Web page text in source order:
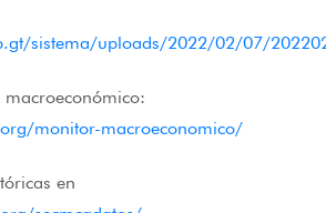
sistema/uploads/2022/02/07/
monitor-macroeconomico/
en